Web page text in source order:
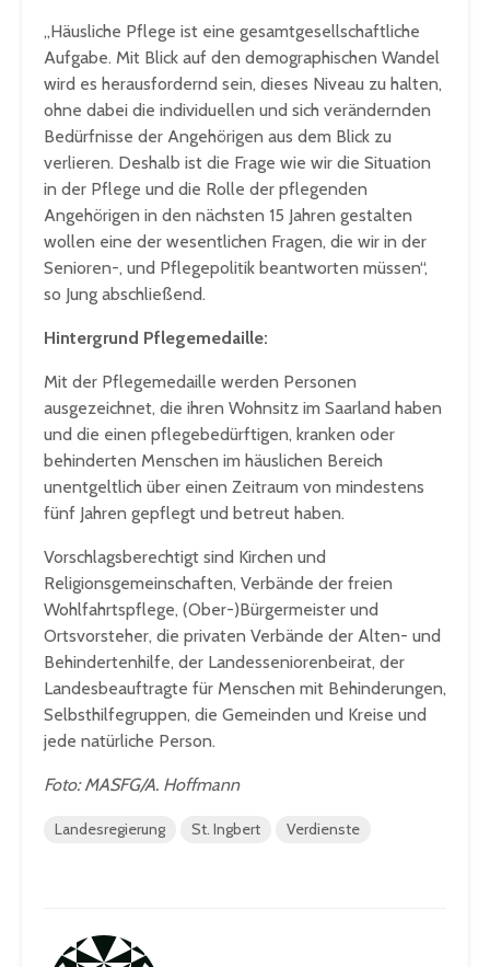
„Häusliche Pflege ist eine gesamtgesellschaftliche
Aufgabe. Mit Blick auf den demographischen Wandel
wird es herausfordernd sein, dieses Niveau zu halten,
ohne dabei die individuellen und sich verändernden
Bedürfnisse der Angehörigen aus dem Blick zu
verlieren. Deshalb ist die Frage wie wir die Situation
in der Pflege und die Rolle der pflegenden
Angehörigen in den nächsten 15 Jahren gestalten
wollen eine der wesentlichen Fragen, die wir in der
Senioren-, und Pflegepolitik beantworten müssen“,
so Jung abschließend.
Hintergrund Pflegemedaille:
Mit der Pflegemedaille werden Personen
ausgezeichnet, die ihren Wohnsitz im Saarland haben
und die einen pflegebedürftigen, kranken oder
behinderten Menschen im häuslichen Bereich
unentgeltlich über einen Zeitraum von mindestens
fünf Jahren gepflegt und betreut haben.
Vorschlagsberechtigt sind Kirchen und
Religionsgemeinschaften, Verbände der freien
Wohlfahrtspflege, (Ober-)Bürgermeister und
Ortsvorsteher, die privaten Verbände der Alten- und
Behindertenhilfe, der Landesseniorenbeirat, der
Landesbeauftragte für Menschen mit Behinderungen,
Selbsthilfegruppen, die Gemeinden und Kreise und
jede natürliche Person.
Foto: MASFG/A. Hoffmann
Landesregierung St. Ingbert Verdienste